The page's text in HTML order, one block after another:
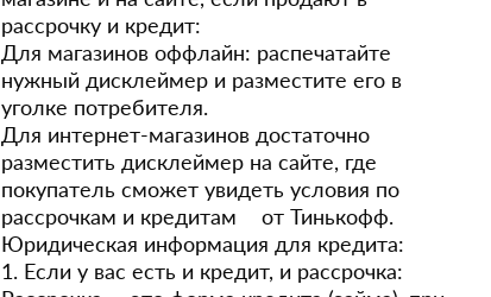
рассрочку и кредит:
Для магазинов оффлайн: распечатайте
нужный дисклеймер и разместите его в
уголке потребителя.
Для интернет-магазинов достаточно
разместить дисклеймер на сайте, где
покупатель сможет увидеть условия по
рассрочкам и кредитам от Тинькофф.
Юридическая информация для кредита:
1. Если у вас есть и кредит, и рассрочка: